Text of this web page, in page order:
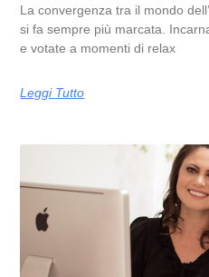
La convergenza tra il mondo
si fa sempre più marcata.
e votate a momenti di relax
Leggi Tutto